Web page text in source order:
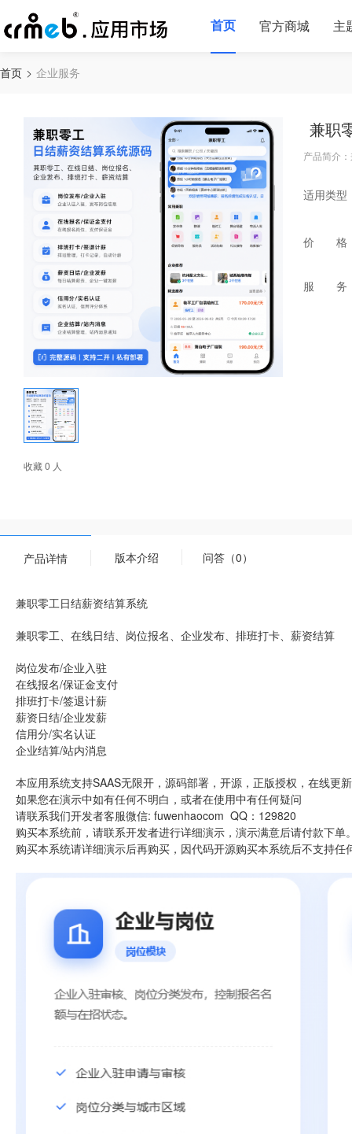
首页 官方商城 主
首页 企业服务
收藏 0 人
兼职
产品简介
适用类型
价 格
服 务
产品详情 版本介绍 问答（0）
兼职零工日结薪资结算系统
兼职零工、在线日结、岗位报名、企业发布、排班打卡、薪资结算
岗位发布/企业入驻
在线报名/保证金支付
排班打卡/签退计薪
薪资日结/企业发薪
信用分/实名认证
企业结算/站内消息
本应用系统支持SAAS无限开，源码部署，开源，正版授权，在线更
如果您在演示中如有任何不明白，或者在使用中有任何疑问
请联系我们开发者客服微信: fuwenhaocom QQ：129820
购买本系统前，请联系开发者进行详细演示，演示满意后请付款下单
购买本系统请详细演示后再购买，因代码开源购买本系统后不支持任